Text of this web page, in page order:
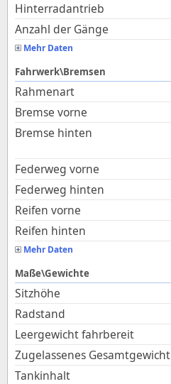
Hinterradantrieb
Anzahl der Gänge
Mehr Daten
Fahrwerk\Bremsen
Rahmenart
Bremse vorne
Bremse hinten
Federweg vorne
Federweg hinten
Reifen vorne
Reifen hinten
Mehr Daten
Maße\Gewichte
Sitzhöhe
Radstand
Leergewicht fahrbereit
Zugelassenes Gesamtgewicht
Tankinhalt